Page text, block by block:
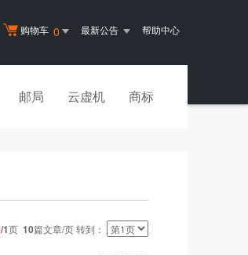
购物车 0 最新公告 帮助中心
邮局 云虚机 商标
/1页 10篇文章/页 转到：